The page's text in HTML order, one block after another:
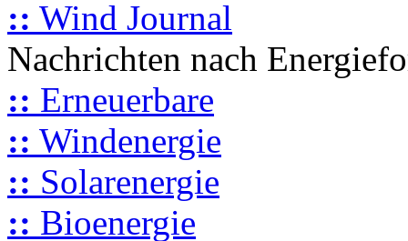
:: Wind Journal
Nachrichten nach
:: Erneuerbare
:: Windenergie
:: Solarenergie
:: Bioenergie